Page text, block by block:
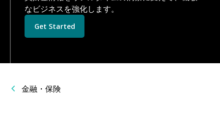
なビジネスを強化します。
Get Started
金融・保険